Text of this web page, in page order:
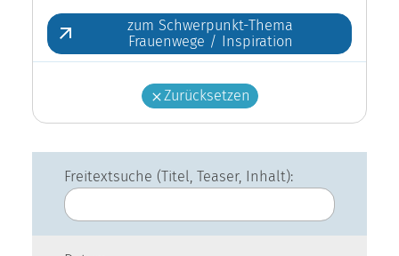
zum Schwerpunkt-Thema
Frauenwege / Inspiration
Zurücksetzen
Freitextsuche (Titel, Teaser, Inhalt):